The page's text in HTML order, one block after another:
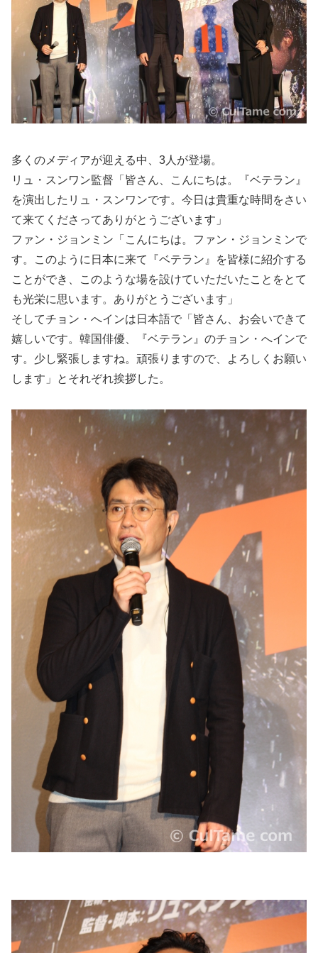
多くのメディアが迎える中、3人が登場。
リュ・スンワン監督「皆さん、こんにちは。『ベテラン』
を演出したリュ・スンワンです。今日は貴重な時間をさい
て来てくださってありがとうございます」
ファン・ジョンミン「こんにちは。ファン・ジョンミンで
す。このように日本に来て『ベテラン』を皆様に紹介する
ことができ、このような場を設けていただいたことをとて
も光栄に思います。ありがとうございます」
そしてチョン・へインは日本語で「皆さん、お会いできて
嬉しいです。韓国俳優、『ベテラン』のチョン・へインで
す。少し緊張しますね。頑張りますので、よろしくお願い
します」とそれぞれ挨拶した。